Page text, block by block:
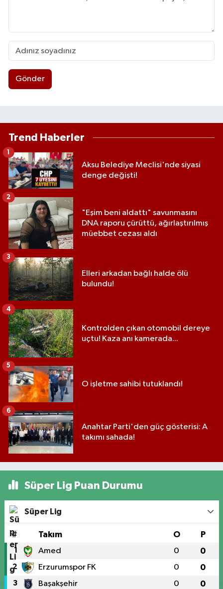
Gönder
Trend Haberler
Aksu Belediye Meclisi'nde siyasi
denge değişti!
1
"Eşim beni aldattı" savunmasını
DNA raporu çürüttü, ağırlaştırılmış
müebbet cezası aldı
2
Elleri arkadan bağlı halde ölü
bulundu!
3
Kontrolden çıkan otomobil dereye
uçtu! Kaza anı kamerada...
4
O işletme sahibi tutuklandı!
5
Anahtar Parti'den güç gösterisi: A
takımı sahada!
6
Süper Lig Puan Durumu
Süper Lig
# Takım O P
1 Amed 0 0
2 Erzurumspor FK 0 0
3 Başakşehir 0 0